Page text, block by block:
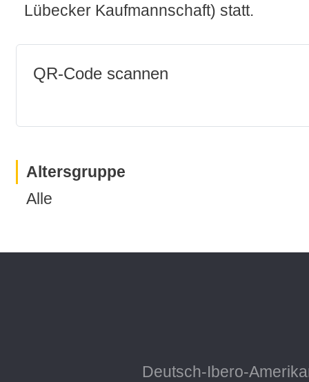
Lübecker Kaufmannschaft) statt.
QR-Code scannen
Altersgruppe
Alle
Deutsch-Ibero-